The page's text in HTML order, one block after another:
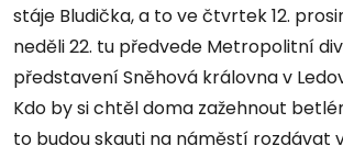
stáje Bludička, a to ve čtvrtek 12.
neděli 22. tu předvede Metropolitní
představení Sněhová královna v
Kdo by si chtěl doma zažehnout
to budou skauti na náměstí rozdávat